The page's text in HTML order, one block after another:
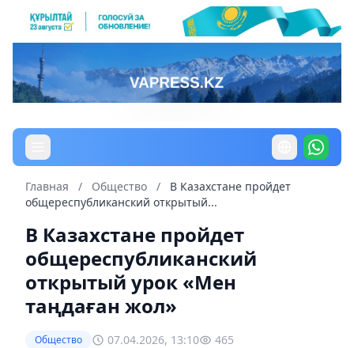
Главная / Общество /
В Казахстане пройдет
общереспубликанский открытый...
В Казахстане пройдет
общереспубликанский
открытый урок «Мен
таңдаған жол»
Общество 07.04.2026, 13:10 465